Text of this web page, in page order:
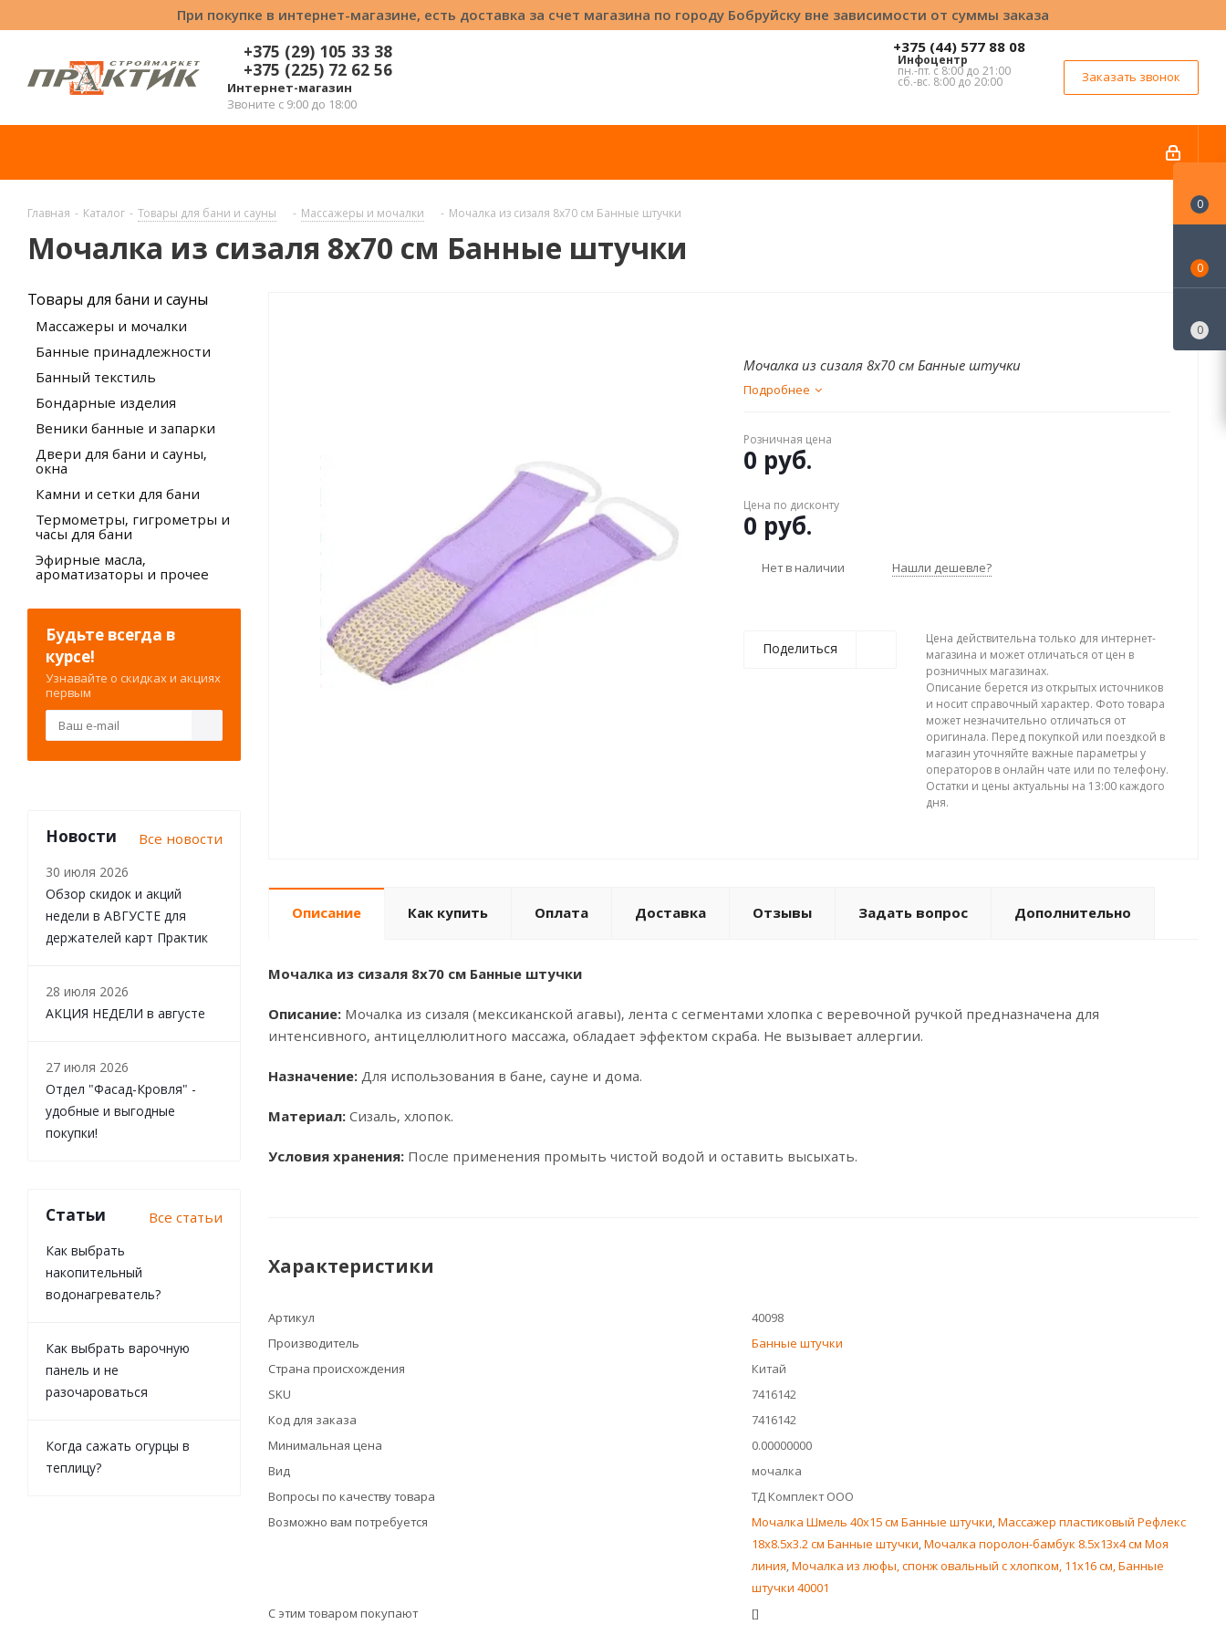
При покупке в интернет-магазине, есть доставка за счет магазина по городу Бобруйску вне зависимости от суммы заказа
+375 (29) 105 33 38
+375 (225) 72 62 56
Интернет-магазин
Звоните с 9:00 до 18:00
+375 (44) 577 88 08
Инфоцентр
пн.-пт. с 8:00 до 21:00
сб.-вс. 8:00 до 20:00 Заказать звонок
Главная - Каталог - Товары для бани и сауны - Массажеры и мочалки - Мочалка из сизаля 8x70 см Банные штучки
Мочалка из сизаля 8x70 см Банные штучки
Мочалка из сизаля 8x70 см Банные штучки
Подробнее
Розничная цена
0 руб.
Цена по дисконту
0 руб.
Нет в наличии Нашли дешевле?
Поделиться
Цена действительна только для интернет-
магазина и может отличаться от цен в
розничных магазинах.
Описание берется из открытых источников
и носит справочный характер. Фото товара
может незначительно отличаться от
оригинала. Перед покупкой или поездкой в
магазин уточняйте важные параметры у
операторов в онлайн чате или по телефону.
Остатки и цены актуальны на 13:00 каждого
дня.
Описание Как купить Оплата Доставка Отзывы Задать вопрос Дополнительно
Мочалка из сизаля 8x70 см Банные штучки
Описание: Мочалка из сизаля (мексиканской агавы), лента с сегментами хлопка с веревочной ручкой предназначена для
интенсивного, антицеллюлитного массажа, обладает эффектом скраба. Не вызывает аллергии.
Назначение: Для использования в бане, сауне и дома.
Материал: Сизаль, хлопок.
Условия хранения: После применения промыть чистой водой и оставить высыхать.
Характеристики
Артикул
40098
Производитель
Банные штучки
Страна происхождения
Китай
SKU
7416142
Код для заказа
7416142
Минимальная цена
0.00000000
Вид
мочалка
Вопросы по качеству товара
ТД Комплект ООО
Возможно вам потребуется
Мочалка Шмель 40x15 см Банные штучки,Массажер пластиковый Рефлекс
18x8.5x3.2 см Банные штучки,Мочалка поролон-бамбук 8.5x13x4 см Моя
линия,Мочалка из люфы, спонж овальный с хлопком, 11х16 см, Банные
штучки 40001
С этим товаром покупают
[]
Товары для бани и сауны
Массажеры и мочалки
Банные принадлежности
Банный текстиль
Бондарные изделия
Веники банные и запарки
Двери для бани и сауны,
окна
Камни и сетки для бани
Термометры, гигрометры и
часы для бани
Эфирные масла,
ароматизаторы и прочее
Будьте всегда в
курсе!
Узнавайте о скидках и акциях
первым
Новости Все новости
30 июля 2026
Обзор скидок и акций
недели в АВГУСТЕ для
держателей карт Практик
28 июля 2026
АКЦИЯ НЕДЕЛИ в августе
27 июля 2026
Отдел "Фасад-Кровля" -
удобные и выгодные
покупки!
Статьи Все статьи
Как выбрать
накопительный
водонагреватель?
Как выбрать варочную
панель и не
разочароваться
Когда сажать огурцы в
теплицу?
0
0
0